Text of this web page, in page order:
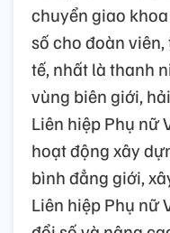
chuyển giao
số cho đoàn
tế, nhất là thanh
vùng biên giới,
Liên hiệp Phụ nữ
hoạt động xây
bình đẳng giới,
Liên hiệp Phụ nữ